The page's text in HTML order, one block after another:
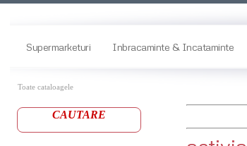
Supermarketuri Inbracaminte & Incataminte
Toate cataloagele
CAUTARE